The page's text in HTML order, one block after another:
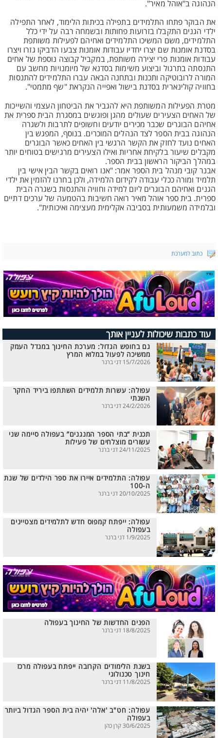
הנהוגה ב"אוהל מאיר".
את הבוקר פתחו התלמידים בתפילה בכיתות הלימוד, לאחר התפילה
ילדי הגנים התקבלו בזרועות פחותות ובשמחה רבה על ידי כלל
התלמידים, משם המשיכו התלמידים ואחיהם לפעילות משותפת
בסדנת אומנות שם יצרו יחדיו עבודות אומנות צבעו הדביקו גזרו ויצרו
עבודות אומנות פרי יצירה משותפת, במקביל קבוצה נוספת של אחים
התנסתה בתרגול וביצוע משימות בסדנא של מיומנויות מחשב עם
המורה לרובוטיקה ותכנות ובתחנה הבאה עברו התלמידים להתנסות
בחוויה קולינארית בסדנת בישול ואפייה הנקראת "שף מתמטי".
מטרת הפעילות המשותפת היא להגביר את הביטחון העצמי והשייכות
של האחים הצעירים שעולים מהגן ופוגשים במסגרת הבית ספרית את
אחיהם הבוגרים שכבר מכירים יודעים וחשופים לתרבות ולשגרה
הנהוגה בבית הספר לצד הנהלים המוכרים. בנוסף, המפגש בין
האחים נועד לחזק את הקשר הרגשי בין האחים כאשר הבוגרים
מקבלים שיעור בלקיחת אחריות ואילו הצעירים מרגישים בטוחים יותר
במהלך הביקור הראשון בבית הספר.
אבנר קובי מנהל בית הספר אמר: "אנו רואים בקשר הבין אישי בין
תלמיד ומורה ככלי עבודה לקידום הלמידה, ולכן בחרנו להזמין את ילדי
הגנים ואחיהם הבוגרים ליום למידה וחוויה והתנסות בשגרה הבית
ספרית. בית ספר אוהל מאיר רואה חשיבות בהטמעה של ערכים דתיים
ובלמידה משמעותית בסביבה אקלימית מעצימה ואיכותית".
כתוב למערכת
עוד כתבות שיכולות לעניין אותך
גם בחופש הגדול: מערכת החינוך במגדל העמק
ממשיכה לפעול במלוא המרץ
15/7/2026 דני ברנר
עפולה: עשרות תלמידים השתתפו ביריד החקר
השנתי
24/2/2026 דני ברנר
תכנית “בתי הספר המנגנים” בעפולה סיימה שני
עשורים מוצלחים של פעילות
24/11/2025 דני ברנר
עפולה: התלמידים איירו את ספר הילדים של שנת
ה-100
20/10/2025 דני ברנר
עפולה: ייפתח קמפוס חדש לתלמידים מצטיינים
בעפולה
1/9/2025 דני ברנר
הפנים החדשות של החינוך בעפולה
18/8/2025 דני ברנר
בשנת הלימודים הקרובה ייפתח בעפולה מרכז
חינוך טכנולוגי
11/8/2025 דני ברנר
עפולה: חט"ב 'אלה' יהיה בית הספר הגדול ביותר
בעפולה
30/6/2025 קרן כהן